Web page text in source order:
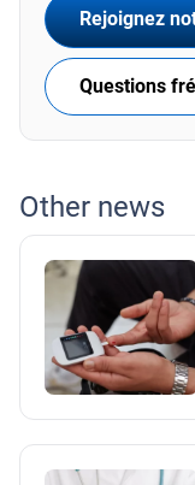
Rejoignez
Questions
Other news